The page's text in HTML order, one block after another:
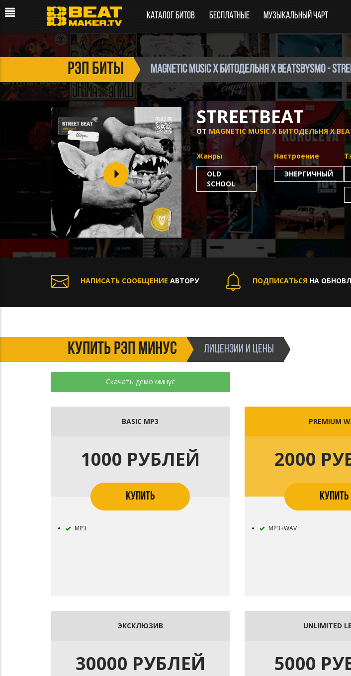
Каталог битов Бесплатные Музыкальный чарт
рэп биты MAGNETIC MUSIC x БИТОДЕЛЬНЯ x BEATSBYSMO -
STREETBEAT
ОТ MAGNETIC MUSIC X БИТОДЕЛЬНЯ X
Жанры
OLD
SCHOOL
Настроение
ЭНЕРГИЧНЫЙ
НАПИСАТЬ СООБЩЕНИЕ АВТОРУ ПОДПИСАТЬСЯ НА
КУПИТЬ РЭП МИНУС ЛИЦЕНЗИИ И ЦЕНЫ
Скачать демо минус
BASIC MP3
1000 РУБЛЕЙ
КУПИТЬ
MP3
PREMIUM
2000
КУПИТЬ
MP3+WAV
ЭКСКЛЮЗИВ
30000 РУБЛЕЙ
UNLIMITED
5000